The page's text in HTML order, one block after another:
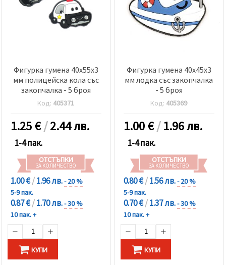
Фигурка гумена 40x55x3
мм полицейска кола със
закопчалка - 5 броя
Код: 405371
1.25€/2.44 лв.
1-4 пак.
ОТСТЪПКИ
ЗА КОЛИЧЕСТВО
1.00 €/1.96 лв.- 20 %
5-9 пак.
0.87 €/1.70 лв.- 30 %
10 пак. +
КУПИ
Фигурка гумена 40x45x3
мм лодка със закопчалка
- 5 броя
Код: 405369
1.00€/1.96 лв.
1-4 пак.
ОТСТЪПКИ
ЗА КОЛИЧЕСТВО
0.80 €/1.56 лв.- 20 %
5-9 пак.
0.70 €/1.37 лв.- 30 %
10 пак. +
КУПИ